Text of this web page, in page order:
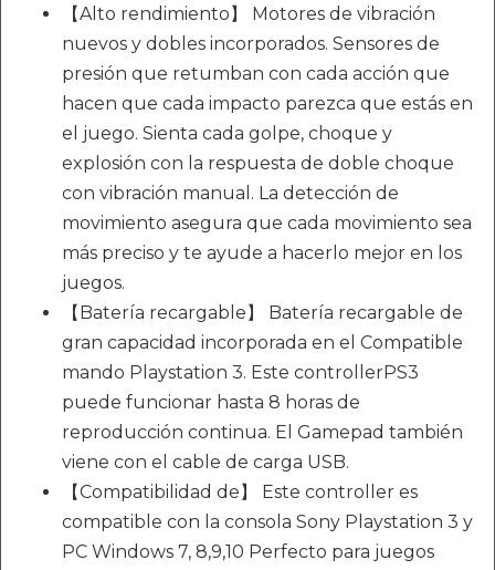
【Alto rendimiento】 Motores de vibración
nuevos y dobles incorporados. Sensores de
presión que retumban con cada acción que
hacen que cada impacto parezca que estás en
el juego. Sienta cada golpe, choque y
explosión con la respuesta de doble choque
con vibración manual. La detección de
movimiento asegura que cada movimiento sea
más preciso y te ayude a hacerlo mejor en los
juegos.
【Batería recargable】 Batería recargable de
gran capacidad incorporada en el Compatible
mando Playstation 3. Este controllerPS3
puede funcionar hasta 8 horas de
reproducción continua. El Gamepad también
viene con el cable de carga USB.
【Compatibilidad de】 Este controller es
compatible con la consola Sony Playstation 3 y
PC Windows 7, 8,9,10 Perfecto para juegos